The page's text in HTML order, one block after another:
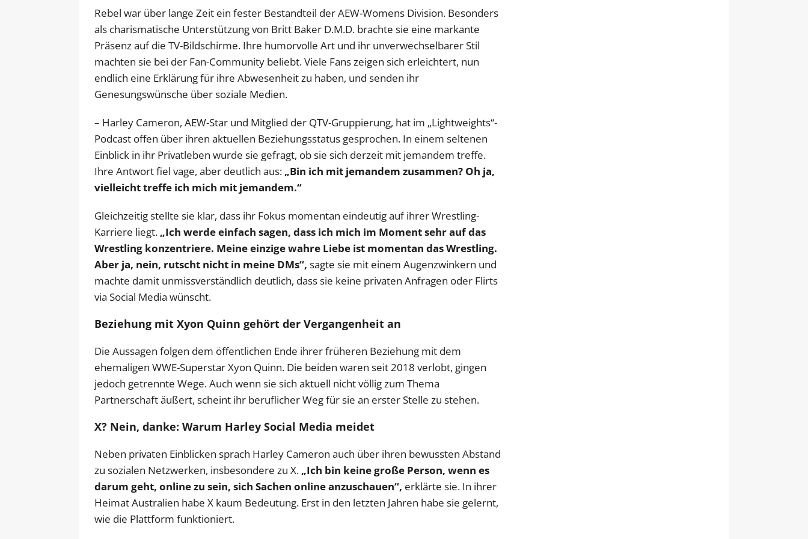
Rebel war über lange Zeit ein fester Bestandteil der AEW-Womens Division. Besonders
als charismatische Unterstützung von Britt Baker D.M.D. brachte sie eine markante
Präsenz auf die TV-Bildschirme. Ihre humorvolle Art und ihr unverwechselbarer Stil
machten sie bei der Fan-Community beliebt. Viele Fans zeigen sich erleichtert, nun
endlich eine Erklärung für ihre Abwesenheit zu haben, und senden ihr
Genesungswünsche über soziale Medien.
– Harley Cameron, AEW-Star und Mitglied der QTV-Gruppierung, hat im „Lightweights“-
Podcast offen über ihren aktuellen Beziehungsstatus gesprochen. In einem seltenen
Einblick in ihr Privatleben wurde sie gefragt, ob sie sich derzeit mit jemandem treffe.
Ihre Antwort fiel vage, aber deutlich aus: „Bin ich mit jemandem zusammen? Oh ja,
vielleicht treffe ich mich mit jemandem.“
Gleichzeitig stellte sie klar, dass ihr Fokus momentan eindeutig auf ihrer Wrestling-
Karriere liegt. „Ich werde einfach sagen, dass ich mich im Moment sehr auf das
Wrestling konzentriere. Meine einzige wahre Liebe ist momentan das Wrestling.
Aber ja, nein, rutscht nicht in meine DMs“, sagte sie mit einem Augenzwinkern und
machte damit unmissverständlich deutlich, dass sie keine privaten Anfragen oder Flirts
via Social Media wünscht.
Beziehung mit Xyon Quinn gehört der Vergangenheit an
Die Aussagen folgen dem öffentlichen Ende ihrer früheren Beziehung mit dem
ehemaligen WWE-Superstar Xyon Quinn. Die beiden waren seit 2018 verlobt, gingen
jedoch getrennte Wege. Auch wenn sie sich aktuell nicht völlig zum Thema
Partnerschaft äußert, scheint ihr beruflicher Weg für sie an erster Stelle zu stehen.
X? Nein, danke: Warum Harley Social Media meidet
Neben privaten Einblicken sprach Harley Cameron auch über ihren bewussten Abstand
zu sozialen Netzwerken, insbesondere zu X. „Ich bin keine große Person, wenn es
darum geht, online zu sein, sich Sachen online anzuschauen“, erklärte sie. In ihrer
Heimat Australien habe X kaum Bedeutung. Erst in den letzten Jahren habe sie gelernt,
wie die Plattform funktioniert.